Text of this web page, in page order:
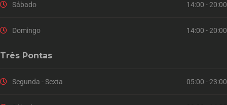
Sábado 14:00 - 20:00
Domingo 14:00 - 20:00
Três Pontas
Segunda - Sexta 05:00 - 23:00